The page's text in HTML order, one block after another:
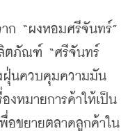
“ผงหอมศรีจันทร์”
ตภัณฑ์ “ศรีจันทร์
ฝุ่นควบคุมความมัน
งหมายการค้าให้เป็น
อขยายตลาดลูกค้าใน